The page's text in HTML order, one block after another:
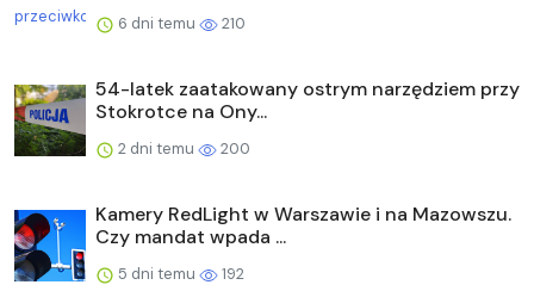
6 dni temu 210
54-latek zaatakowany ostrym narzędziem przy
Stokrotce na Ony...
2 dni temu 200
Kamery RedLight w Warszawie i na Mazowszu.
Czy mandat wpada ...
5 dni temu 192